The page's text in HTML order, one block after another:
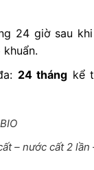
24 giờ sau
24 tháng kể
– nước cất 2 lần